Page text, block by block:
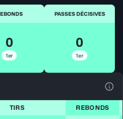
0
1er
PASSES DÉCISIVES
0
1er
TIRS REBONDS